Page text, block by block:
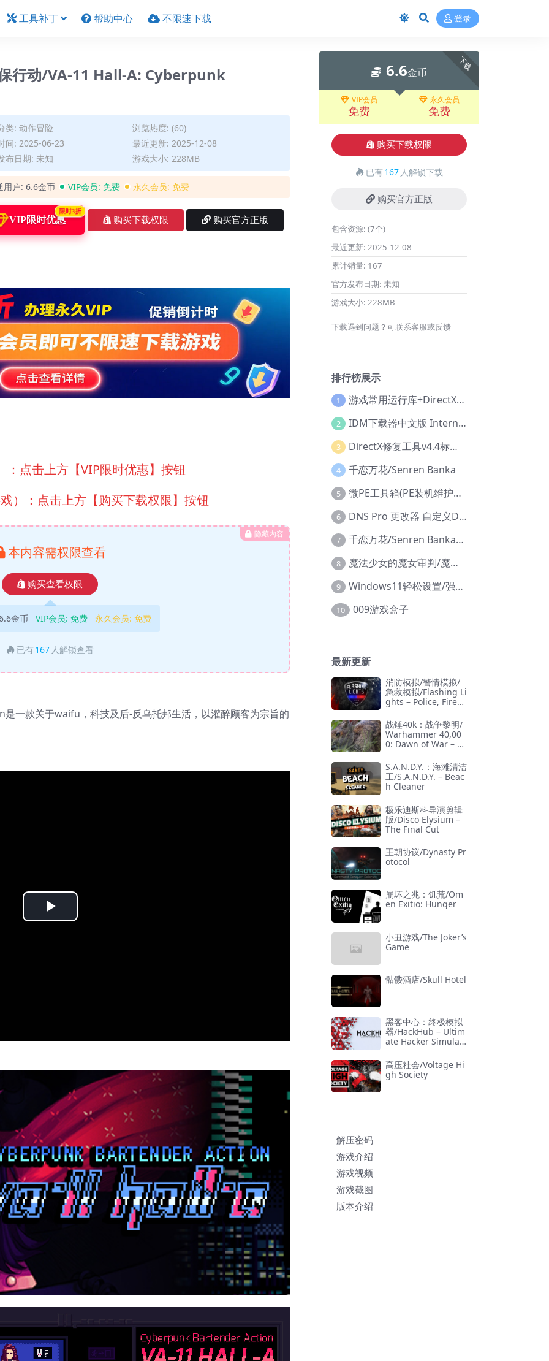
工具补丁 帮助中心 不限速下载 登录
行动/VA-11 Hall-A: Cyberpunk
类: 动作冒险
浏览热度: (60)
间: 2025-06-23
最近更新: 2025-12-08
布日期: 未知
游戏大小: 228MB
用户: 6.6金币 VIP会员: 免费 永久会员: 免费
VIP限时优惠
限时3折
购买下载权限 购买官方正版
点击上方【VIP限时优惠】按钮
）：点击上方【购买下载权限】按钮
隐藏内容
本内容需权限查看
购买查看权限
金币 VIP会员: 免费 永久会员: 免费
已有 167 人解锁查看
一款关于waifu，科技及后-反乌托邦生活，以灌醉顾客为宗旨的
Play
下载
6.6金币
VIP会员
免费
永久会员
免费
购买下载权限
已有167 人解锁下载
购买官方正版
包含资源: (7个)
最近更新: 2025-12-08
累计销量: 167
官方发布日期: 未知
游戏大小: 228MB
下载遇到问题？可联系客服或反馈
排行榜展示
1 游戏常用运行库+DirectX修复增强版
2 IDM下载器中文版 Internet Download Manager v6.42.36 IDM
3 DirectX修复工具v4.4标准版+增强版+在线修复版
4 千恋万花/Senren Banka
5 微PE工具箱(PE装机维护工具) v2.3官方正式版
6 DNS Pro 更改器 自定义DNS修改
7 千恋万花/Senren Banka/安卓版
8 魔法少女的魔女审判/魔法少女ノ魔女裁判
9 Windows11轻松设置/强力禁止WD等/兼容Win10
10 009游戏盒子
最新更新
消防模拟/警情模拟/
急救模拟/Flashing Li
ghts – Police, Firefi
Services Simulator
战锤40k：战争黎明/
Warhammer 40,00
0: Dawn of War – D
S.A.N.D.Y.：海滩清洁
工/S.A.N.D.Y. – Beac
h Cleaner
极乐迪斯科导演剪辑
版/Disco Elysium –
The Final Cut
王朝协议/Dynasty Pr
otocol
崩坏之兆：饥荒/Om
en Exitio: Hunger
小丑游戏/The Joker’s
Game
骷髅酒店/Skull Hotel
黑客中心：终极模拟
器/HackHub – Ultim
ate Hacker Simulat
高压社会/Voltage Hi
gh Society
解压密码
游戏介绍
游戏视频
游戏截图
版本介绍